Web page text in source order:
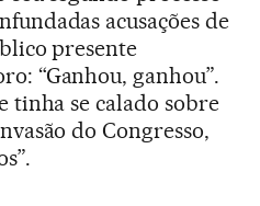
acusações de
presente
“Ganhou, ganhou”.
tinha se calado sobre
do Congresso,